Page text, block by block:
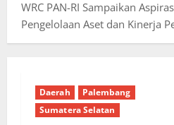
WRC PAN-RI Sampaikan
Pengelolaan Aset dan Kinerja
Daerah
Palembang
Sumatera Selatan